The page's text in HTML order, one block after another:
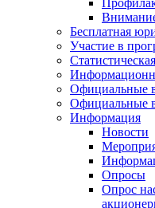
Бесплатная
Участие в
Официальные
Официальные
Информация
Новости
Опросы
Опрос